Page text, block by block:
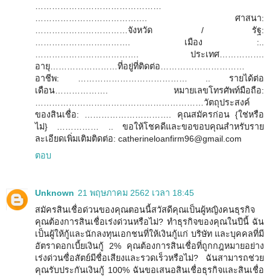
…………………………………. ศาสนา:
……………………………จังหวัด / รัฐ:
……………………………. เมือง :..
………………………………. ประเทศ…………….
อายุ……………………ที่อยู่ที่ติดต่อ…………………………
อาชีพ: ………………………………… .. รายได้ต่อ
เดือน………………. หมายเลขโทรศัพท์มือถือ:
……………………………………………………วัตถุประสงค์
ของสินเชื่อ: …………………………. คุณสมัครก่อน {ใช่หรือ
ไม่} …………… .. ขอให้โชคดีและขอขอบคุณสำหรับราย
ละเอียดเพิ่มเติมติดต่อ: catherineloanfirm96@gmail.com
ตอบ
Unknown 21 พฤษภาคม 2562 เวลา 18:45
สมัครสินเชื่อด่วนของคุณตอนนี้สวัสดีคุณเป็นผู้หญิงคนธุรกิจ
คุณต้องการสินเชื่อเร่งด่วนหรือไม่? ทำธุรกิจของคุณในปีนี้ ฉัน
เป็นผู้ให้กู้และนักลงทุนเอกชนที่ให้เงินกู้แก่ บริษัท และบุคคลที่มี
อัตราดอกเบี้ยเงินกู้ 2% คุณต้องการสินเชื่อที่ถูกกฎหมายอย่าง
เร่งด่วนซื่อสัตย์มีชื่อเสียงและรวดเร็วหรือไม่? ฉันสามารถช่วย
คุณรับประกันเงินกู้ 100% ฉันขอเสนอสินเชื่อธุรกิจและสินเชื่อ